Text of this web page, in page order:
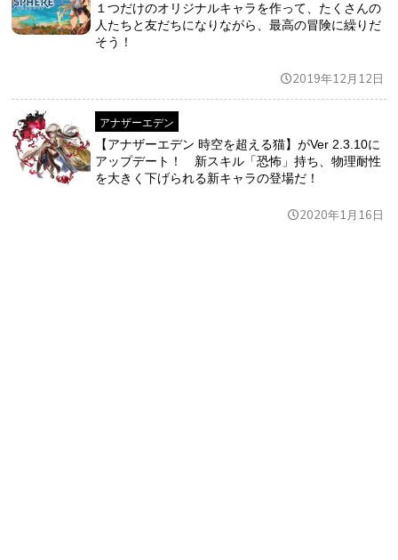
１つだけのオリジナルキャラを作って、たくさんの
人たちと友だちになりながら、最高の冒険に繰りだ
そう！
2019年12月12日
アナザーエデン
【アナザーエデン 時空を超える猫】がVer 2.3.10に
アップデート！ 新スキル「恐怖」持ち、物理耐性
を大きく下げられる新キャラの登場だ！
2020年1月16日